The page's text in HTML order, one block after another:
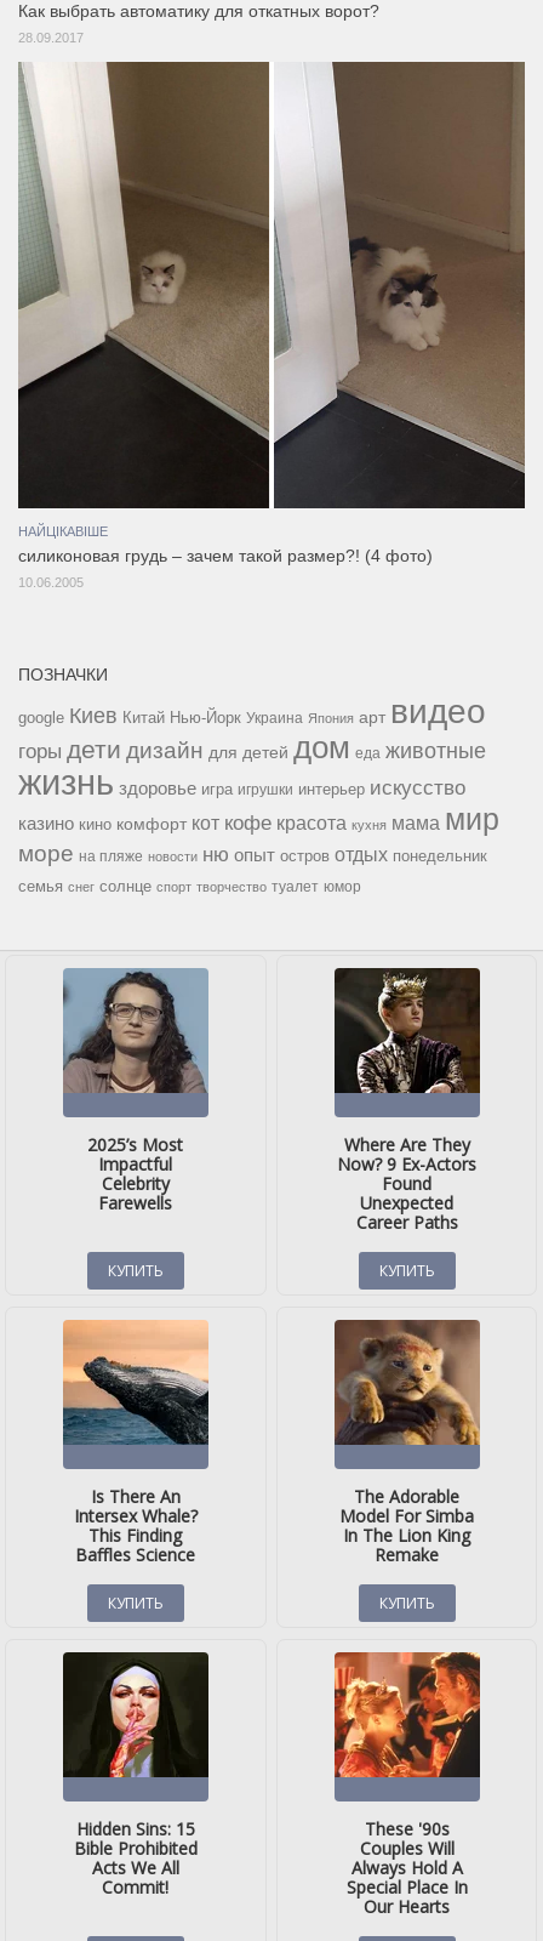
Как выбрать автоматику для откатных ворот?
28.09.2017
НАЙЦІКАВІШЕ
силиконовая грудь – зачем такой размер?! (4 фото)
10.06.2005
ПОЗНАЧКИ
google Киев Китай Нью-Йорк Украина Япония арт видео
горы дети дизайн для детей дом еда животные
жизнь здоровье игра игрушки интерьер искусство
казино кино комфорт кот кофе красота кухня мама мир
море на пляже новости ню опыт остров отдых понедельник
семья снег солнце спорт творчество туалет юмор